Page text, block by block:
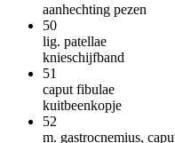
aanhechting pezen
50
lig. patellae
knieschijfband
51
caput fibulae
kuitbeenkopje
52
m. gastrocnemius,